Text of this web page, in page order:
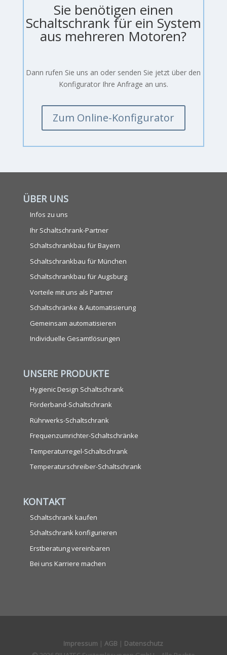
Sie benötigen einen
Schaltschrank für ein System
aus mehreren Motoren?
Dann rufen Sie uns an oder senden Sie jetzt über den
Konfigurator Ihre Anfrage an uns.
Zum Online-Konfigurator
ÜBER UNS
Infos zu uns
Ihr Schaltschrank-Partner
Schaltschrankbau für Bayern
Schaltschrankbau für München
Schaltschrankbau für Augsburg
Vorteile mit uns als Partner
Schaltschränke & Automatisierung
Gemeinsam automatisieren
Individuelle Gesamtlösungen
UNSERE PRODUKTE
Hygienic Design Schaltschrank
Förderband-Schaltschrank
Rührwerks-Schaltschrank
Frequenzumrichter-Schaltschränke
Temperaturregel-Schaltschrank
Temperaturschreiber-Schaltschrank
KONTAKT
Schaltschrank kaufen
Schaltschrank konfigurieren
Erstberatung vereinbaren
Bei uns Karriere machen
Impressum |AGB | Datenschutz